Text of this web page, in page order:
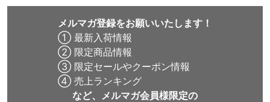
メルマガ登録をお願いいたします！
① 最新入荷情報
② 限定商品情報
③ 限定セールやクーポン情報
④ 売上ランキング
など、メルマガ会員様限定の